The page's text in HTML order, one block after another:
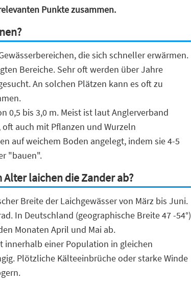
Punkte zusammen.
die sich schneller erwärmen.
Bereiche. Sehr oft werden über Jahre
An solchen Plätzen kann es oft zu
0,5 bis 3,0 m. Meist ist laut Anglerverband
auch mit Pflanzen und Wurzeln
auf weichem Boden angelegt, indem sie 4-5
"bauen".
laichen die Zander ab?
Breite der Laichgewässer von März bis Juni.
In Deutschland (geographische Breite 47 -54°)
Monaten April und Mai ab.
innerhalb einer Population in gleichen
Plötzliche Kälteeinbrüche oder starke Winde